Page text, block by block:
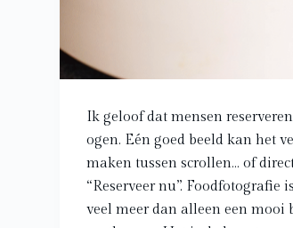
Ik geloof dat mensen
ogen. Eén goed beeld kan het
maken tussen scrollen… of
“Reserveer nu”. Foodfotografie
veel meer dan alleen een mooi